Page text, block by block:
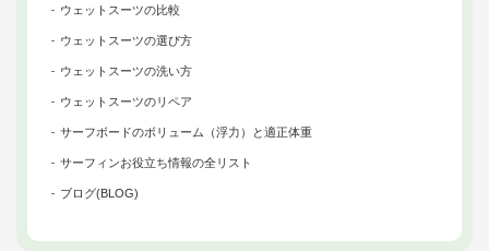
ウェットスーツの比較
ウェットスーツの選び方
ウェットスーツの洗い方
ウェットスーツのリペア
サーフボードのボリューム（浮力）と適正体重
サーフィンお役立ち情報の全リスト
ブログ(BLOG)